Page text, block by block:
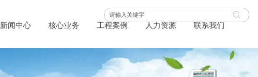
新闻中心 核心业务 工程案例 人力资源 联系我们